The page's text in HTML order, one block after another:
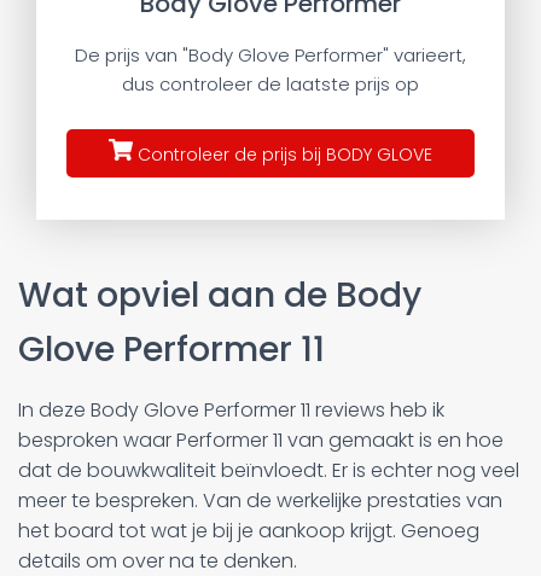
De prijs van "Body Glove Performer" varieert,
dus controleer de laatste prijs op
Controleer de prijs bij BODY GLOVE
Wat opviel aan de Body
Glove Performer 11
In deze Body Glove Performer 11 reviews heb ik
besproken waar Performer 11 van gemaakt is en hoe
dat de bouwkwaliteit beïnvloedt. Er is echter nog veel
meer te bespreken. Van de werkelijke prestaties van
het board tot wat je bij je aankoop krijgt. Genoeg
details om over na te denken.